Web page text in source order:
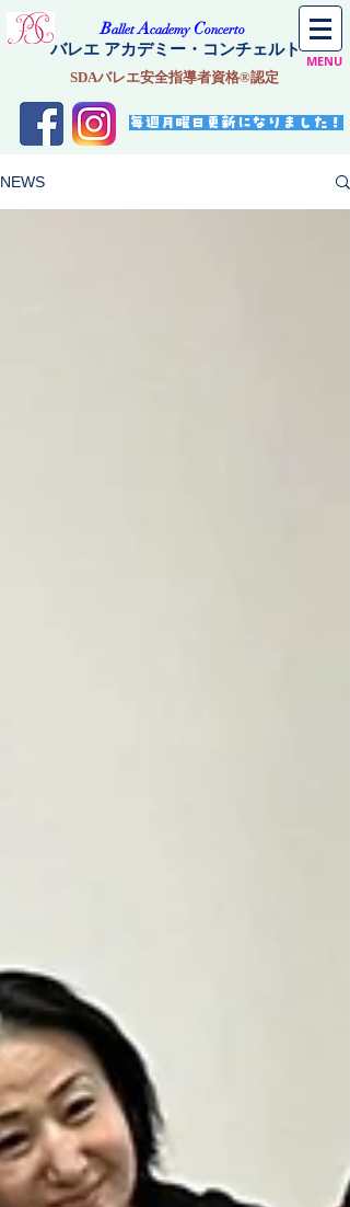
​BalletAcademyConcerto
バレエ アカデミー・コンチェルト
MENU
SDAバレエ安全指導者資格®認定
毎週月曜日更新になりました！
NEWS